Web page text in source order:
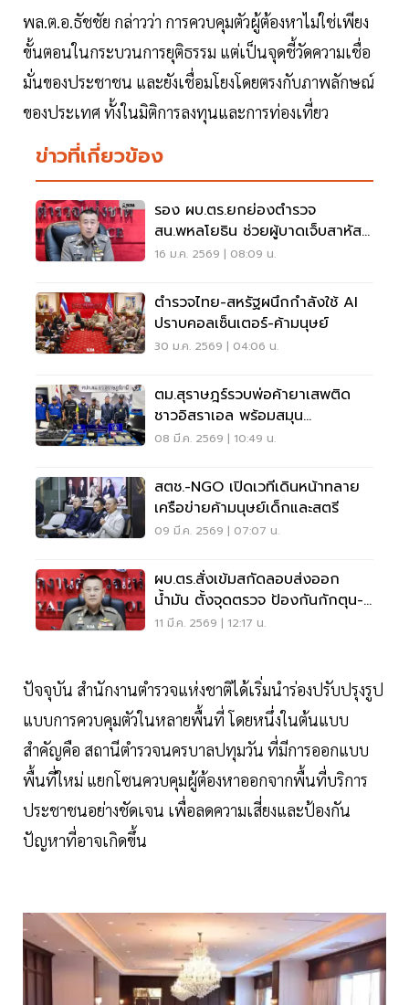
พล.ต.อ.ธัชชัย กล่าวว่า การควบคุมตัวผู้ต้องหาไม่ใช่เพียง
ขั้นตอนในกระบวนการยุติธรรม แต่เป็นจุดชี้วัดความเชื่อ
มั่นของประชาชน และยังเชื่อมโยงโดยตรงกับภาพลักษณ์
ของประเทศ ทั้งในมิติการลงทุนและการท่องเที่ยว
ข่าวที่เกี่ยวข้อง
รอง ผบ.ตร.ยกย่องตำรวจ
สน.พหลโยธิน ช่วยผู้บาดเจ็บสาหัส
อย่างทันท่วงที
16 ม.ค. 2569 | 08:09 น.
ตำรวจไทย-สหรัฐผนึกกำลังใช้ AI
ปราบคอลเซ็นเตอร์-ค้ามนุษย์
30 ม.ค. 2569 | 04:06 น.
ตม.สุราษฎร์รวบพ่อค้ายาเสพติด
ชาวอิสราเอล พร้อมสมุน
ออสเตรเลีย
08 มี.ค. 2569 | 10:49 น.
สตช.-NGO เปิดเวทีเดินหน้าทลาย
เครือข่ายค้ามนุษย์เด็กและสตรี
09 มี.ค. 2569 | 07:07 น.
ผบ.ตร.สั่งเข้มสกัดลอบส่งออก
น้ำมัน ตั้งจุดตรวจ ป้องกันกักตุน-
โก่งราคา
11 มี.ค. 2569 | 12:17 น.
ปัจจุบัน สำนักงานตำรวจแห่งชาติได้เริ่มนำร่องปรับปรุงรูป
แบบการควบคุมตัวในหลายพื้นที่ โดยหนึ่งในต้นแบบ
สำคัญคือ สถานีตำรวจนครบาลปทุมวัน ที่มีการออกแบบ
พื้นที่ใหม่ แยกโซนควบคุมผู้ต้องหาออกจากพื้นที่บริการ
ประชาชนอย่างชัดเจน เพื่อลดความเสี่ยงและป้องกัน
ปัญหาที่อาจเกิดขึ้น